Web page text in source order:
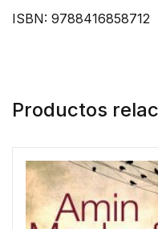
ISBN: 9788416858712
Productos